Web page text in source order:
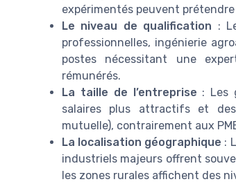
expérimentés peuvent
Le niveau de qualification :
professionnelles, ingénierie
postes nécessitant une
rémunérés.
La taille de l’entreprise : Les
salaires plus attractifs et des
mutuelle), contrairement aux
La localisation géographique :
industriels majeurs offrent
les zones rurales affichent des